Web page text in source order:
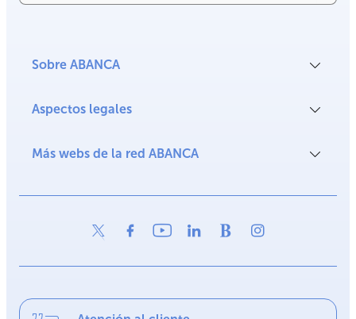
Sobre ABANCA
Aspectos legales
Más webs de la red ABANCA